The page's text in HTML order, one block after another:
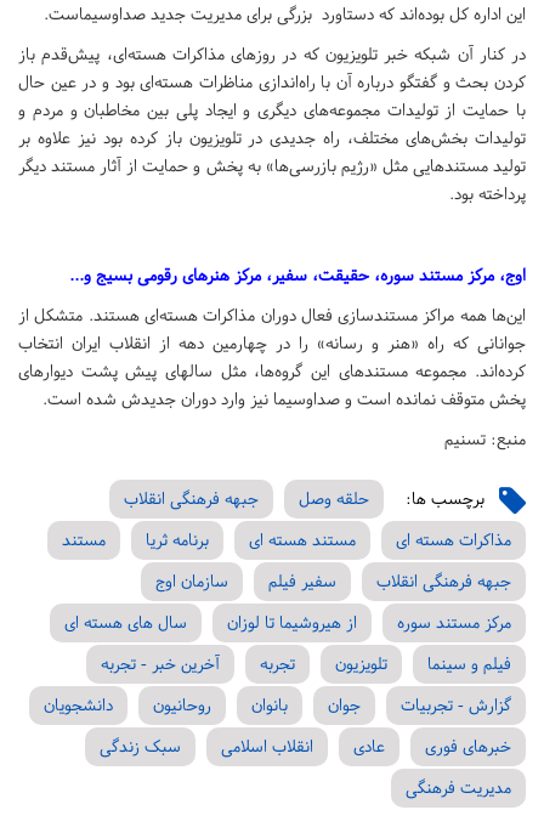
این اداره کل بوده‌اند که دستاورد بزرگی برای مدیریت جدید صداوسیماست.
در کنار آن شبکه خبر تلویزیون که در روزهای مذاکرات هسته‌ای، پیش‌قدم باز
کردن بحث و گفتگو درباره آن با راه‌اندازی مناظرات هسته‌ای بود و در عین حال
با حمایت از تولیدات مجموعه‌های دیگری و ایجاد پلی بین مخاطبان و مردم و
تولیدات بخش‌های مختلف، راه جدیدی در تلویزیون باز کرده بود نیز علاوه بر
تولید مستندهایی مثل «رژیم بازرسی‌ها» به پخش و حمایت از آثار مستند دیگر
پرداخته بود.
اوج، مرکز مستند سوره، حقیقت، سفیر، مرکز هنرهای رقومی بسیج و...
این‌ها همه مراکز مستندسازی فعال دوران مذاکرات هسته‌ای هستند. متشکل از
جوانانی که راه «هنر و رسانه» را در چهارمین دهه از انقلاب ایران انتخاب
کرده‌اند. مجموعه مستندهای این گروه‌ها، مثل سالهای پیش پشت دیوارهای
پخش متوقف نمانده است و صداوسیما نیز وارد دوران جدیدش شده است.
منبع: تسنیم
برچسب ها: حلقه وصل
جبهه فرهنگی انقلاب
مذاکرات هسته ای
مستند هسته ای برنامه ثریا
مستند
جبهه فرهنگی انقلاب
سفیر فیلم
سازمان اوج
مرکز مستند سوره
از هیروشیما تا لوزان
سال های هسته ای
فیلم و سینما
تلویزیون تجربه
آخرین خبر - تجربه
گزارش - تجربیات
جوان بانوان روحانیون
دانشجویان
خبرهای فوری
عادی انقلاب اسلامی
سبک زندگی
مدیریت فرهنگی